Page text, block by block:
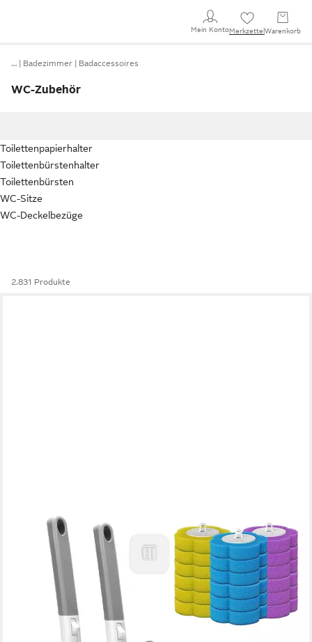
Mein KontoMerkzettel Warenkorb
… Badezimmer Badaccessoires
WC-Zubehör
Toilettenpapierhalter
Toilettenbürstenhalter
Toilettenbürsten
WC-Sitze
WC-Deckelbezüge
2.831 Produkte